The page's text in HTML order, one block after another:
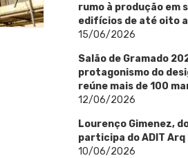
rumo à produção em
edifícios de até oito
15/06/2026
Salão de Gramado
protagonismo do
reúne mais de 100
12/06/2026
Lourenço Gimenez,
participa do ADIT Arq
10/06/2026